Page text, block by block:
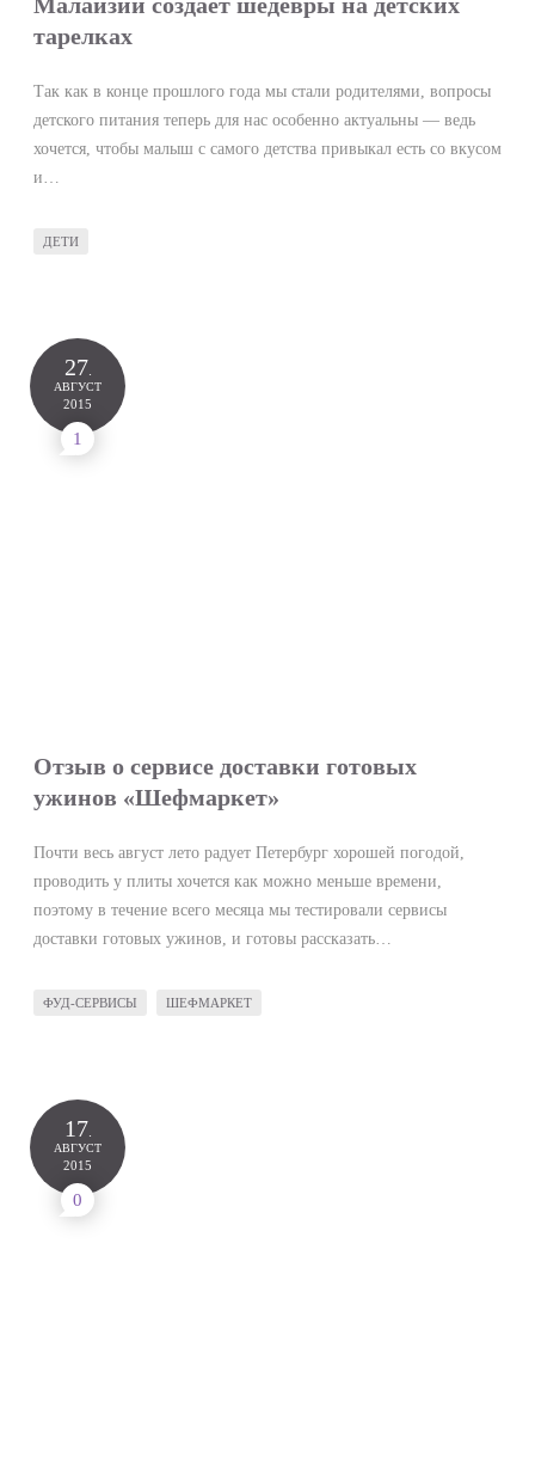
тарелках
Так как в конце прошлого года мы стали родителями, вопросы
детского питания теперь для нас особенно актуальны — ведь
хочется, чтобы малыш с самого детства привыкал есть со вкусом
и…
ДЕТИ
27.
АВГУСТ
2015
1
Отзыв о сервисе доставки готовых
ужинов «Шефмаркет»
Почти весь август лето радует Петербург хорошей погодой,
проводить у плиты хочется как можно меньше времени,
поэтому в течение всего месяца мы тестировали сервисы
доставки готовых ужинов, и готовы рассказать…
ФУД-СЕРВИСЫ ШЕФМАРКЕТ
17.
АВГУСТ
2015
0